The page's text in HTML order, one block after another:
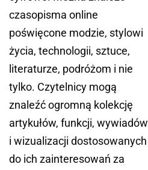
czasopisma online
poświęcone modzie, stylowi
życia, technologii, sztuce,
literaturze, podróżom i nie
tylko. Czytelnicy mogą
znaleźć ogromną kolekcję
artykułów, funkcji, wywiadów
i wizualizacji dostosowanych
do ich zainteresowań za